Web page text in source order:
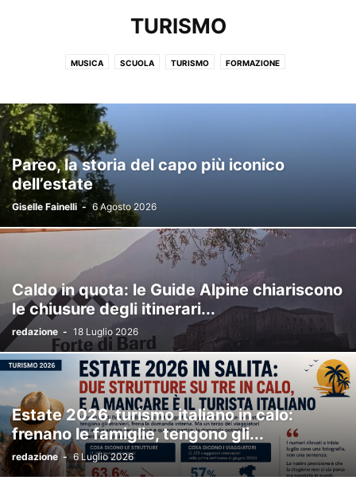
TURISMO
MUSICA SCUOLA TURISMO FORMAZIONE
Pareo, la storia del capo più iconico
dell’estate
Giselle Fainelli - 6 Agosto 2026
Caldo in quota: le Guide Alpine chiariscono
le chiusure degli itinerari...
redazione - 18 Luglio 2026
Estate 2026, turismo italiano in calo:
frenano le famiglie, tengono gli...
redazione - 6 Luglio 2026